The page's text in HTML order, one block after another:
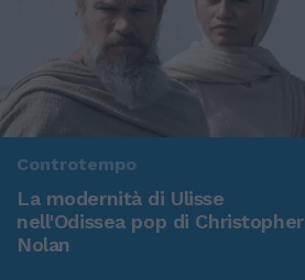
Controtempo
La modernità di Ulisse
nell'Odissea pop di Christopher
Nolan